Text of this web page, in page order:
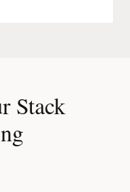
Stack